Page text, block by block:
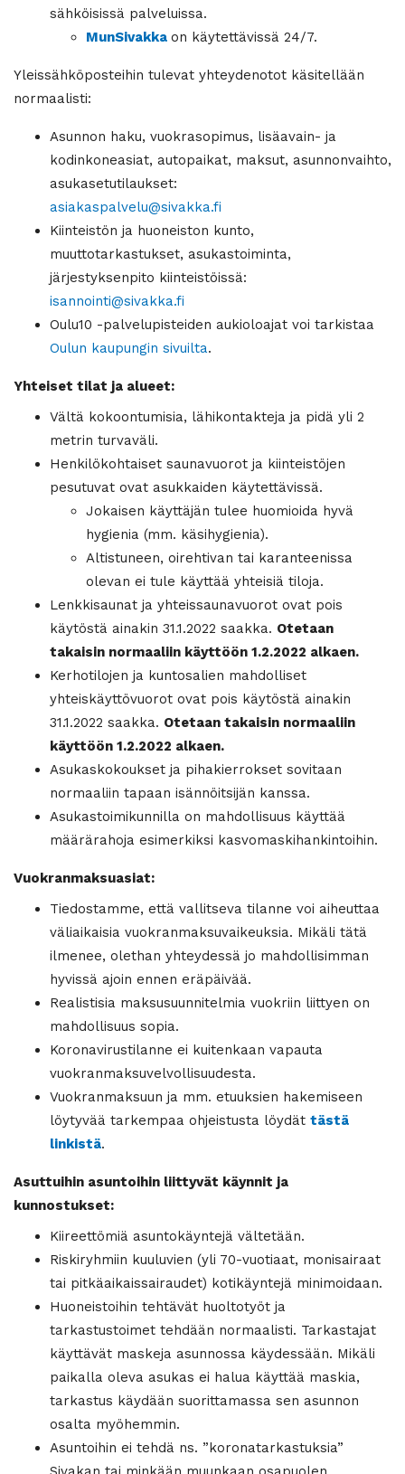
sähköisissä palveluissa.
MunSivakka on käytettävissä 24/7.
Yleissähköposteihin tulevat yhteydenotot käsitellään
normaalisti:
Asunnon haku, vuokrasopimus, lisäavain- ja
kodinkoneasiat, autopaikat, maksut, asunnonvaihto,
asukasetutilaukset:
asiakaspalvelu@sivakka.fi
Kiinteistön ja huoneiston kunto,
muuttotarkastukset, asukastoiminta,
järjestyksenpito kiinteistöissä:
isannointi@sivakka.fi
Oulu10 -palvelupisteiden aukioloajat voi tarkistaa
Oulun kaupungin sivuilta.
Yhteiset tilat ja alueet:
Vältä kokoontumisia, lähikontakteja ja pidä yli 2
metrin turvaväli.
Henkilökohtaiset saunavuorot ja kiinteistöjen
pesutuvat ovat asukkaiden käytettävissä.
Jokaisen käyttäjän tulee huomioida hyvä
hygienia (mm. käsihygienia).
Altistuneen, oirehtivan tai karanteenissa
olevan ei tule käyttää yhteisiä tiloja.
Lenkkisaunat ja yhteissaunavuorot ovat pois
käytöstä ainakin 31.1.2022 saakka. Otetaan
takaisin normaaliin käyttöön 1.2.2022 alkaen.
Kerhotilojen ja kuntosalien mahdolliset
yhteiskäyttövuorot ovat pois käytöstä ainakin
31.1.2022 saakka. Otetaan takaisin normaaliin
käyttöön 1.2.2022 alkaen.
Asukaskokoukset ja pihakierrokset sovitaan
normaaliin tapaan isännöitsijän kanssa.
Asukastoimikunnilla on mahdollisuus käyttää
määrärahoja esimerkiksi kasvomaskihankintoihin.
Vuokranmaksuasiat:
Tiedostamme, että vallitseva tilanne voi aiheuttaa
väliaikaisia vuokranmaksuvaikeuksia. Mikäli tätä
ilmenee, olethan yhteydessä jo mahdollisimman
hyvissä ajoin ennen eräpäivää.
Realistisia maksusuunnitelmia vuokriin liittyen on
mahdollisuus sopia.
Koronavirustilanne ei kuitenkaan vapauta
vuokranmaksuvelvollisuudesta.
Vuokranmaksuun ja mm. etuuksien hakemiseen
löytyvää tarkempaa ohjeistusta löydät tästä
linkistä.
Asuttuihin asuntoihin liittyvät käynnit ja
kunnostukset:
Kiireettömiä asuntokäyntejä vältetään.
Riskiryhmiin kuuluvien (yli 70-vuotiaat, monisairaat
tai pitkäaikaissairaudet) kotikäyntejä minimoidaan.
Huoneistoihin tehtävät huoltotyöt ja
tarkastustoimet tehdään normaalisti. Tarkastajat
käyttävät maskeja asunnossa käydessään. Mikäli
paikalla oleva asukas ei halua käyttää maskia,
tarkastus käydään suorittamassa sen asunnon
osalta myöhemmin.
Asuntoihin ei tehdä ns. ”koronatarkastuksia”